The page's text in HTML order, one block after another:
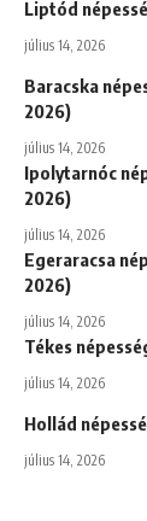
Liptód
július 14, 2026
Baracska
2026)
július 14, 2026
Ipolytarnóc
2026)
július 14, 2026
Egeraracsa
2026)
július 14, 2026
Tékes
július 14, 2026
Hollád
július 14, 2026